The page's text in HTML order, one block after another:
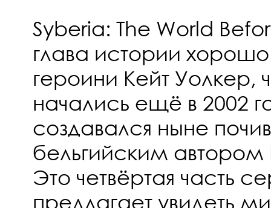
Syberia: The World
глава истории хорошо
героини Кейт Уолкер,
начались ещё в 2002
создавался ныне
бельгийским
Это четвёртая часть
предлагает увидеть